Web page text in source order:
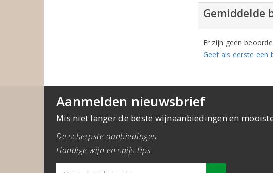
Gemiddelde
Er zijn geen
Geef als eerste een
Aanmelden nieuwsbrief
Mis niet langer de beste wijnaanbiedingen en
De scherpste aanbiedingen
Handige wijn en spijs tips